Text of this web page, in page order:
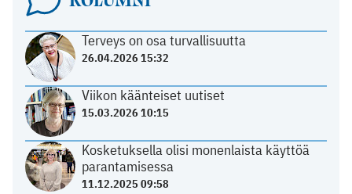
Terveys on osa turvallisuutta
26.04.2026 15:32
Viikon käänteiset uutiset
15.03.2026 10:15
Kosketuksella olisi monenlaista käyttöä
parantamisessa
11.12.2025 09:58